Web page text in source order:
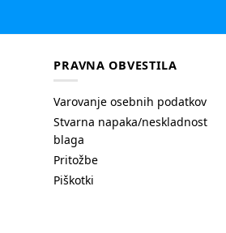
PRAVNA OBVESTILA
Varovanje osebnih podatkov
Stvarna napaka/neskladnost
blaga
Pritožbe
Piškotki